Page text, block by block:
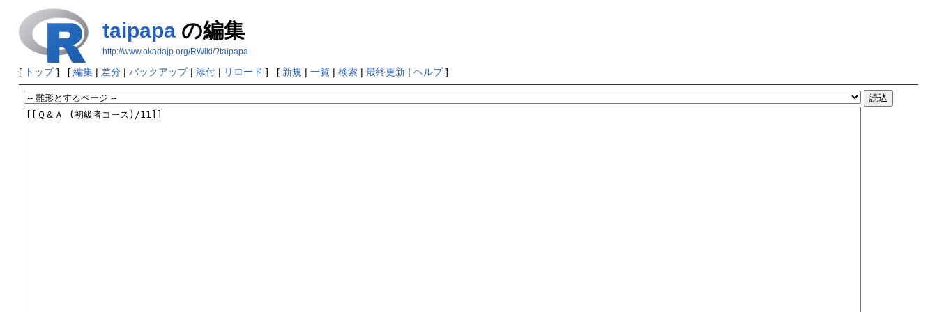
taipapaの編集
http://www.okadajp.org/RWiki/?taipapa
[ トップ] [ 編集| 差分| バックアップ| 添付| リロード ] [ 新規 | 一覧| 検索| 最終更新| ヘルプ]